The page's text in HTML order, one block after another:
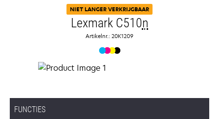
NIET LANGER VERKRIJGBAAR
Lexmark C510n
Artikelnr.: 20K1209
FUNCTIES